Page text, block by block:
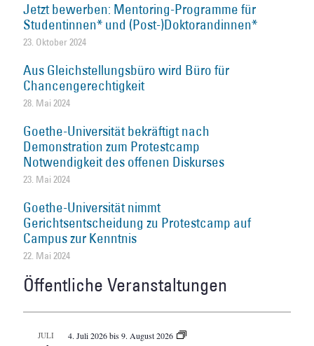
Jetzt bewerben: Mentoring-Programme für
Studentinnen* und (Post-)Doktorandinnen*
23. Oktober 2024
Aus Gleichstellungsbüro wird Büro für
Chancengerechtigkeit
28. Mai 2024
Goethe-Universität bekräftigt nach
Demonstration zum Protestcamp
Notwendigkeit des offenen Diskurses
23. Mai 2024
Goethe-Universität nimmt
Gerichtsentscheidung zu Protestcamp auf
Campus zur Kenntnis
22. Mai 2024
Öffentliche Veranstaltungen
JULI 4. Juli 2026bis9. August 2026